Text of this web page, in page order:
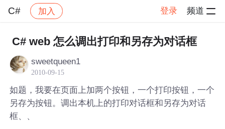
C# 加入 登录 频道
社区 C# 帖子详情
C# web 怎么调出打印和另存为对话框
sweetqueen1
2010-09-15
如题，我要在页面上加两个按钮，一个打印按钮，一个
另存为按钮。调出本机上的打印对话框和另存为对话
框、、